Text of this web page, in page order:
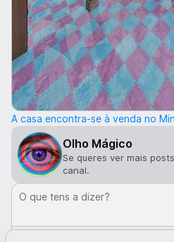
A casa encontra-se à venda no
Olho Mágico
Se queres ver mais
canal.
O que tens a dizer?